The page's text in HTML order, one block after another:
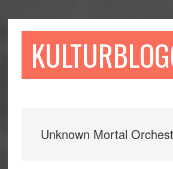
till
till
sidofältet
till
Unknown Mortal